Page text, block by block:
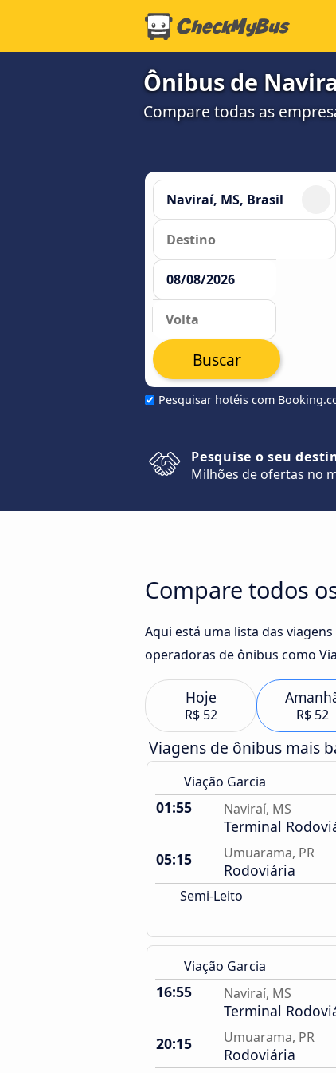
Ônibus de
Compare todas as
Pesquisar hotéis com
Buscar
Pesquise o seu
Milhões de ofertas no
Compare todos
Aqui está uma lista das
operadoras de ônibus como
Hoje
R$ 52 R$ 52
Viagens de ônibus mais
Viação Garcia
01:55 Naviraí, MS
Terminal
05:15
Umuarama, PR
Rodoviária
Semi-Leito
Viação Garcia
16:55 Naviraí, MS
Terminal
20:15
Umuarama, PR
Rodoviária